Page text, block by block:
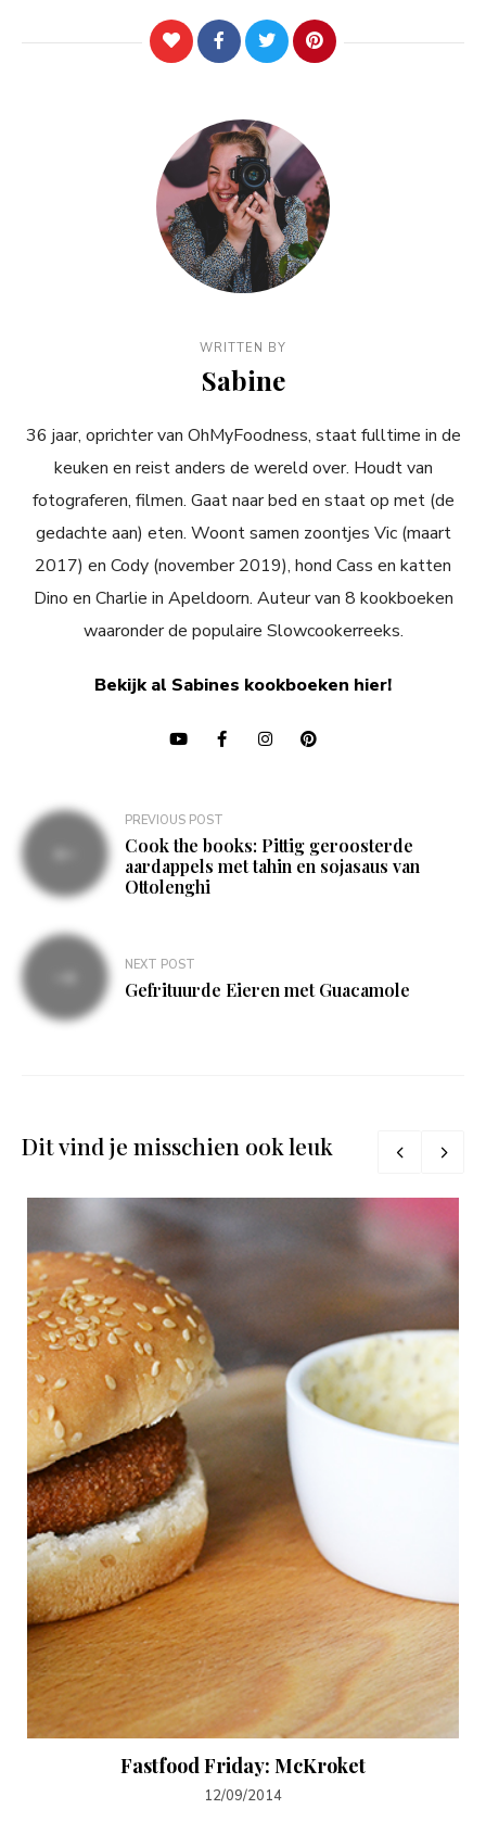
WRITTEN BY
Sabine
36 jaar, oprichter van OhMyFoodness, staat fulltime in de
keuken en reist anders de wereld over. Houdt van
fotograferen, filmen. Gaat naar bed en staat op met (de
gedachte aan) eten. Woont samen zoontjes Vic (maart
2017) en Cody (november 2019), hond Cass en katten
Dino en Charlie in Apeldoorn. Auteur van 8 kookboeken
waaronder de populaire Slowcookerreeks.
Bekijk al Sabines kookboeken hier!
Bericht
navigatie
PREVIOUS POST
Cook the books: Pittig geroosterde
aardappels met tahin en sojasaus van
Ottolenghi
NEXT POST
Gefrituurde Eieren met Guacamole
Dit vind je misschien ook leuk
Fastfood Friday: McKroket
12/09/2014